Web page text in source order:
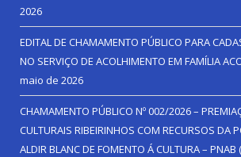
2026
EDITAL DE CHAMAMENTO PÚBLICO PARA
NO SERVIÇO DE ACOLHIMENTO EM FAMÍLIA
maio de 2026
CHAMAMENTO PÚBLICO Nº 002/2026 –
CULTURAIS RIBEIRINHOS COM RECURSOS DA
ALDIR BLANC DE FOMENTO Á CULTURA – PNAB